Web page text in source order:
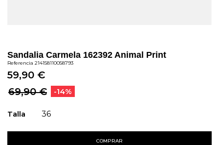
Sandalia Carmela 162392 Animal Print
Referencia 214158110058793
59,90 €
69,90 €
-14%
Talla 36
COMPRAR